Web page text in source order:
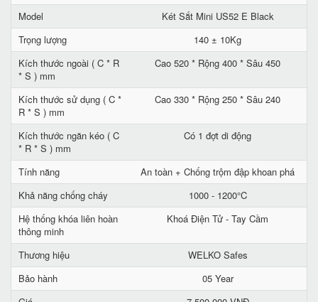
Model
Két Sắt Mini US52 E Black
Trọng lượng
140 ± 10Kg
Kích thước ngoài ( C * R
* S ) mm
Cao 520 * Rộng 400 * Sâu 450
Kích thước sử dụng ( C *
R * S ) mm
Cao 330 * Rộng 250 * Sâu 240
Kích thước ngăn kéo ( C
* R * S ) mm
Có 1 đợt di động
Tính năng
An toàn + Chống trộm đập khoan phá
Khả năng chống cháy
1000 - 1200°C
Hệ thống khóa liên hoàn
thông minh
Khoá Điện Tử - Tay Cầm
Thương hiệu
WELKO Safes
Bảo hành
05 Year